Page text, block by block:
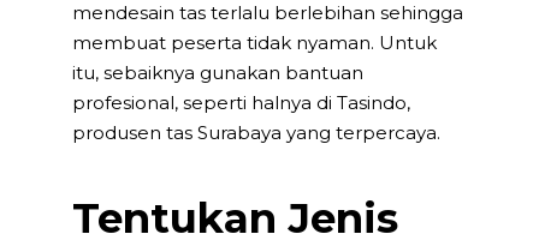
mendesain tas terlalu berlebihan sehingga
membuat peserta tidak nyaman. Untuk
itu, sebaiknya gunakan bantuan
profesional, seperti halnya di Tasindo,
produsen tas Surabaya yang terpercaya.
Tentukan Jenis